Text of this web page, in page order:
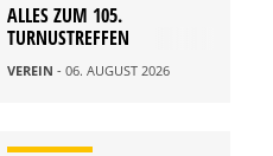
ALLES ZUM 105.
TURNUSTREFFEN
VEREIN - 06. AUGUST 2026